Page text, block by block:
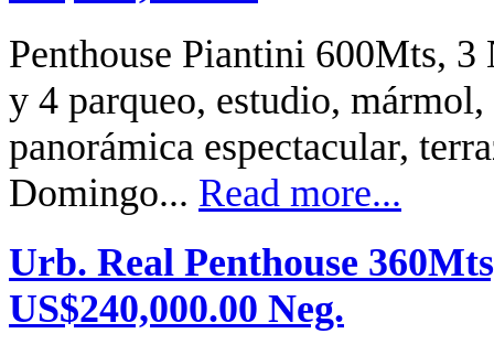
Penthouse Piantini 600Mts,
y 4 parqueo, estudio,
panorámica espectacular,
Domingo... Read more...
Urb. Real Penthouse
US$240,000.00 Neg.